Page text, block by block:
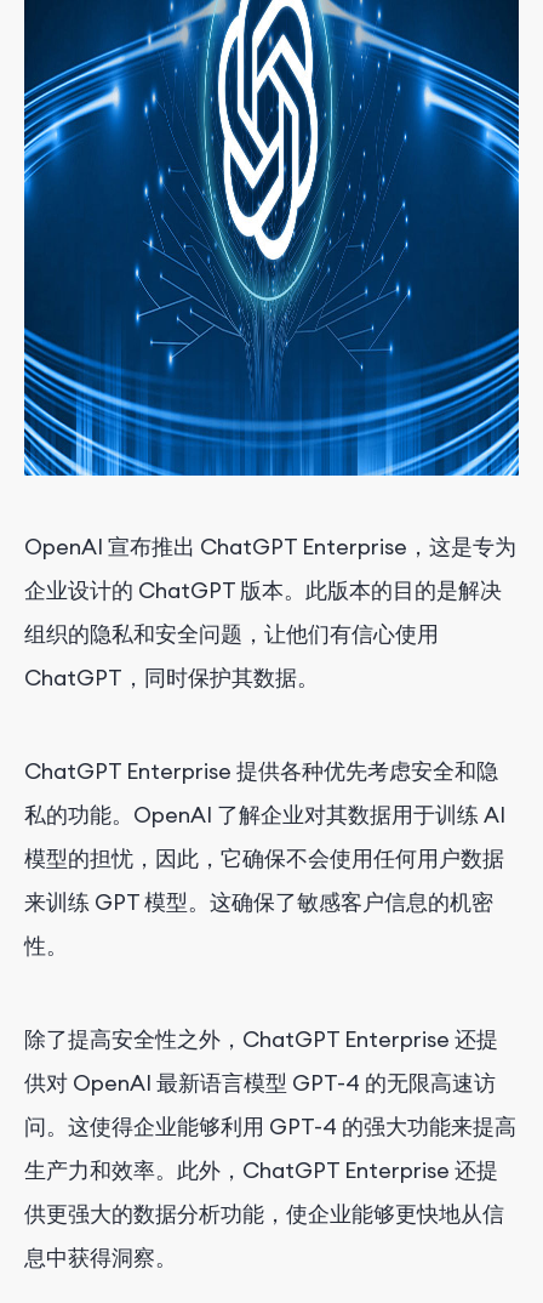
OpenAI 宣布推出 ChatGPT Enterprise，这是专为
企业设计的 ChatGPT 版本。此版本的目的是解决
组织的隐私和安全问题，让他们有信心使用
ChatGPT，同时保护其数据。
ChatGPT Enterprise 提供各种优先考虑安全和隐
私的功能。OpenAI 了解企业对其数据用于训练 AI
模型的担忧，因此，它确保不会使用任何用户数据
来训练 GPT 模型。这确保了敏感客户信息的机密
性。
除了提高安全性之外，ChatGPT Enterprise 还提
供对 OpenAI 最新语言模型 GPT-4 的无限高速访
问。这使得企业能够利用 GPT-4 的强大功能来提高
生产力和效率。此外，ChatGPT Enterprise 还提
供更强大的数据分析功能，使企业能够更快地从信
息中获得洞察。